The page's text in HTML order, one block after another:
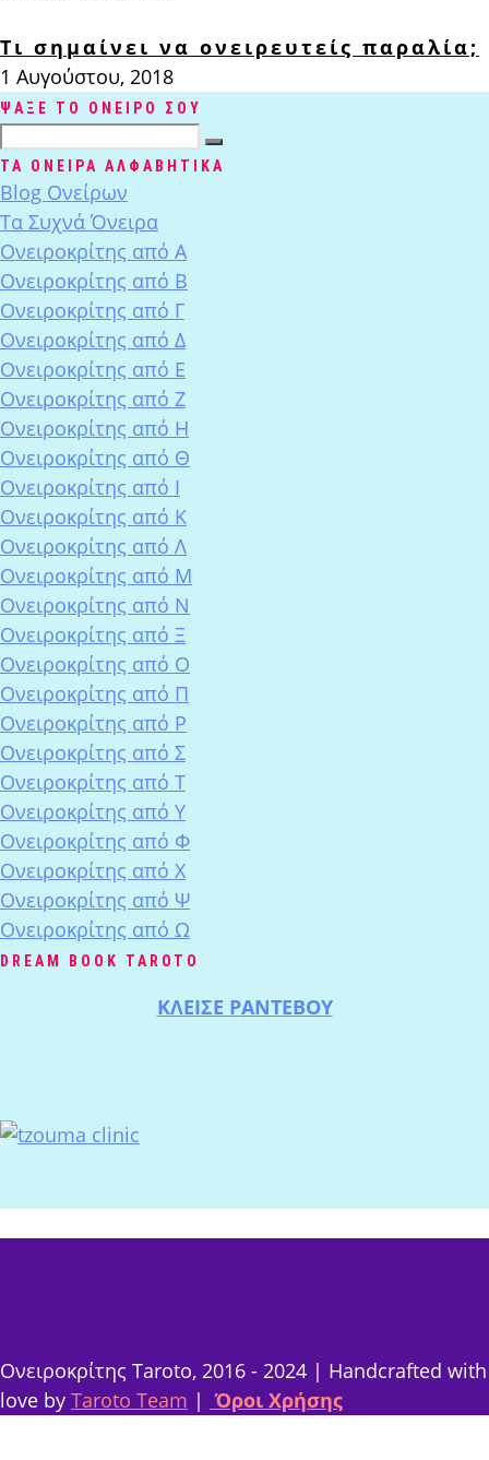
Τι σημαίνει να ονειρευτείς παραλία;
1 Αυγούστου, 2018
ΨΑΞΕ ΤΟ ΟΝΕΙΡΟ ΣΟΥ
ΤΑ ΟΝΕΙΡΑ ΑΛΦΑΒΗΤΙΚΑ
Blog Ονείρων
Tα Συχνά Όνειρα
Ονειροκρίτης από Α
Ονειροκρίτης από Β
Ονειροκρίτης από Γ
Ονειροκρίτης από Δ
Ονειροκρίτης από Ε
Ονειροκρίτης από Ζ
Ονειροκρίτης από Η
Ονειροκρίτης από Θ
Ονειροκρίτης από Ι
Ονειροκρίτης από Κ
Ονειροκρίτης από Λ
Ονειροκρίτης από Μ
Ονειροκρίτης από Ν
Ονειροκρίτης από Ξ
Ονειροκρίτης από Ο
Ονειροκρίτης από Π
Ονειροκρίτης από Ρ
Ονειροκρίτης από Σ
Ονειροκρίτης από Τ
Ονειροκρίτης από Υ
Ονειροκρίτης από Φ
Ονειροκρίτης από Χ
Ονειροκρίτης από Ψ
Ονειροκρίτης από Ω
DREAM BOOK TAROTO
ΚΛΕΙΣΕ ΡΑΝΤΕΒΟΥ
Ονειροκρίτης Taroto, 2016 - 2024 | Handcrafted with
love by Taroto Team | Όροι Χρήσης